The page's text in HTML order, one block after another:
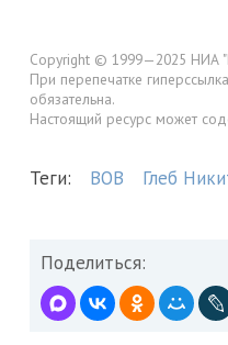
Copyright © 1999—2025 НИА
При перепечатке
обязательна.
Настоящий ресурс может
Теги: ВОВ Глеб
Поделиться: